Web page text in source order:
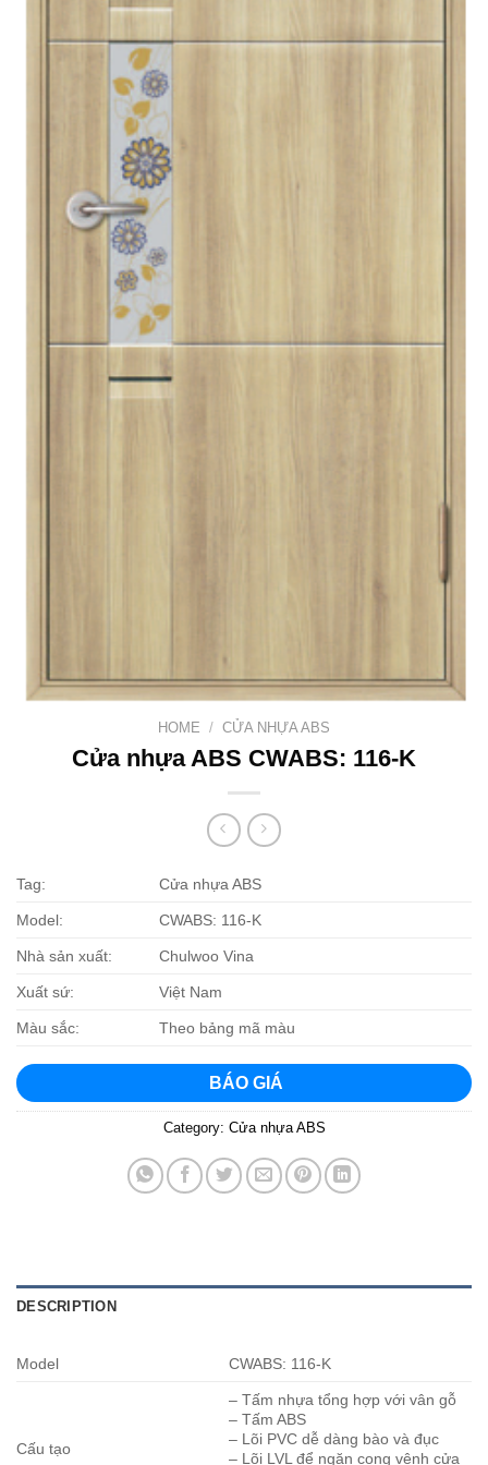
HOME / CỬA NHỰA ABS
Cửa nhựa ABS CWABS: 116-K
Tag: Cửa nhựa ABS
Model: CWABS: 116-K
Nhà sản xuất: Chulwoo Vina
Xuất sứ: Việt Nam
Màu sắc: Theo bảng mã màu
BÁO GIÁ
Category: Cửa nhựa ABS
DESCRIPTION
Model CWABS: 116-K
Cấu tạo
– Tấm nhựa tổng hợp với vân gỗ
– Tấm ABS
– Lõi PVC dễ dàng bào và đục
– Lõi LVL để ngăn cong vênh cửa